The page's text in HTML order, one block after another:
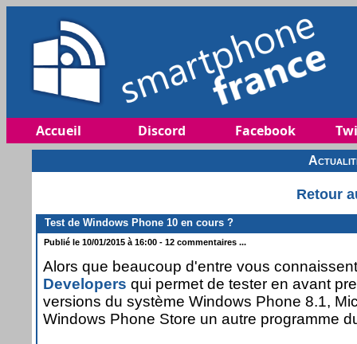
Accueil Discord Facebook
Retour
Test de Windows Phone 10 en cours ?
Publié le 10/01/2015 à 16:00 - 12 commentaires ...
Alors que beaucoup d'entre vous
Developers qui permet de tester en avant
versions du système Windows Phone 8.1,
Windows Phone Store un autre programme